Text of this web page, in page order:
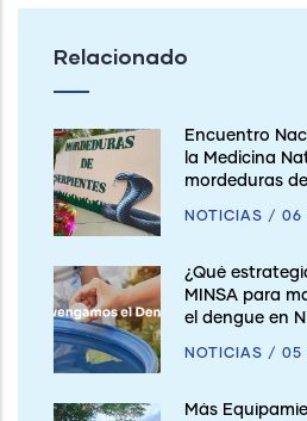
Relacionado
Encuentro
la Medicina
mordeduras
NOTICIAS / 06
¿Qué
MINSA para
el dengue en
NOTICIAS / 05
Más